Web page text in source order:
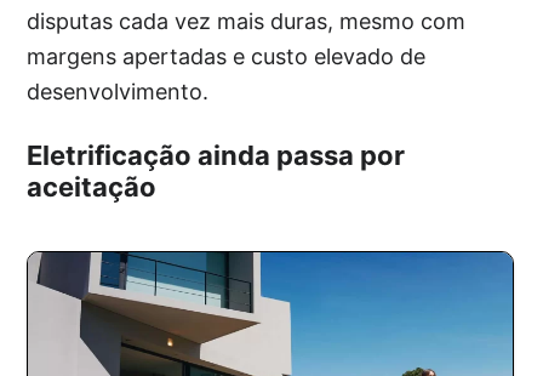
disputas cada vez mais duras, mesmo com
margens apertadas e custo elevado de
desenvolvimento.
Eletrificação ainda passa por
aceitação